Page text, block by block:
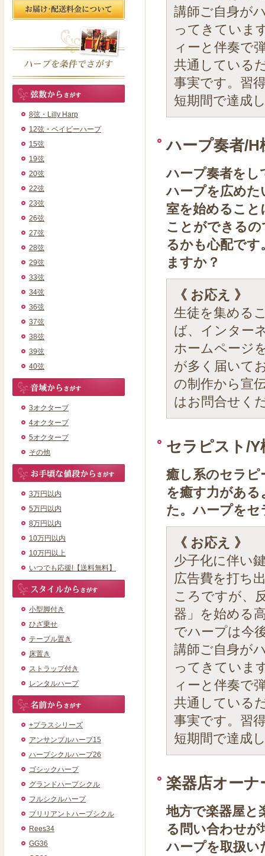
8弦・Lilly Harp
12弦・ベイビーハープ
15弦
19弦
20弦
22弦
23弦
26弦
27弦
28弦
29弦
33弦
34弦
36弦
37弦
38弦
39弦
40弦
3オクターブ
4オクターブ
5オクターブ
その他
3万円以内
5万円以内
8万円以内
10万円以内
10万円以上
いつでも応援!【送料無料】
小型脚付き
ひざ乗せ
テーブル置き
床置き
ストラップ付き
レンタルハープ
+プラスシリーズ
アンサンブルハープ15
ハープシクルハープ26
ゴシックハープ
グランドハープシクル
フルシクルハープ
ブリリアントハープシクル
Rees34
GG36
講師ご自身が
ってきていま
ィーと伴奏で
共通している
事実です。習
短期間で達成
ハープ奏者/H
ハープ奏者をし
ハープを広め
室を始めるこ
ことができる
るかも心配で
ますか？
《 お応え 》
生徒を集める
ば、インター
ホームページ
が多く届いて
の制作から宣
はお問合せく
セラピスト/Y
癒し系のセラピ
を癒す力があ
た。ハープを
《 お応え 》
少子化に伴い
広告費を打ち
ころですが、
器」を始める
でハープは今
講師ご自身が
ってきていま
ィーと伴奏で
共通している
事実です。習
短期間で達成
楽器店オーナ
地方で楽器屋と
る問い合わせ
ハープを取扱い